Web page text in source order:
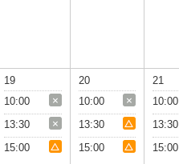
19
10:00
13:30
15:00
20
10:00
13:30
15:00
21
10:00
13:30
15:00